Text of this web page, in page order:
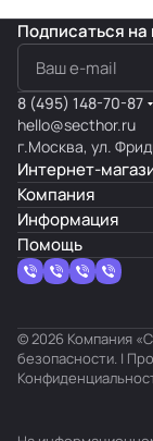
Подписаться на
8 (495) 148-70-87
hello@secthor.ru
г.Москва, ул.
Интернет-
Компания
Информация
Помощь
© 2026 Компания
безопасности. |